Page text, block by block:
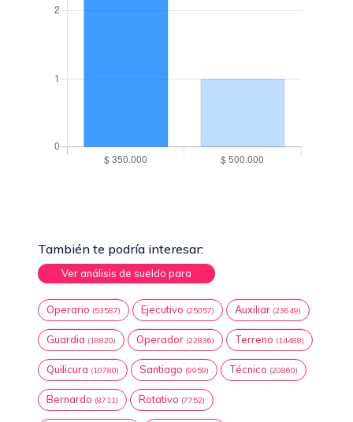
También te podría interesar:
Ver análisis de sueldo para
Operario (53587) Ejecutivo (25057) Auxiliar (23649)
Guardia (18820) Operador (22836) Terreno (14488)
Quilicura (10780) Santiago (9959) Técnico (20860)
Bernardo (8711) Rotativo (7752)